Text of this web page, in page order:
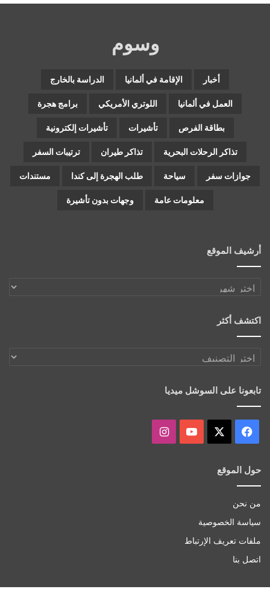
وسوم
أخبار الإقامة في ألمانيا الدراسة بالخارج
العمل في ألمانيا اللوتري الأمريكي برامج هجرة
بطاقة الفرص تأشيرات تأشيرات إلكترونية
تذاكر الرحلات البحرية تذاكر طيران ترتيبات السفر
جوازات سفر سياحة طلب الهجرة إلى كندا مستندات
معلومات عامة وجهات بدون تأشيرة
أرشيف الموقع
أرشيف
اكتشف أكثر
اكتشف
تابعونا على السوشل ميديا
فيسبوك ‫YouTubeانستقرام
حول الموقع
من نحن
سياسة الخصوصية
ملفات تعريف الإرتباط
اتصل بنا